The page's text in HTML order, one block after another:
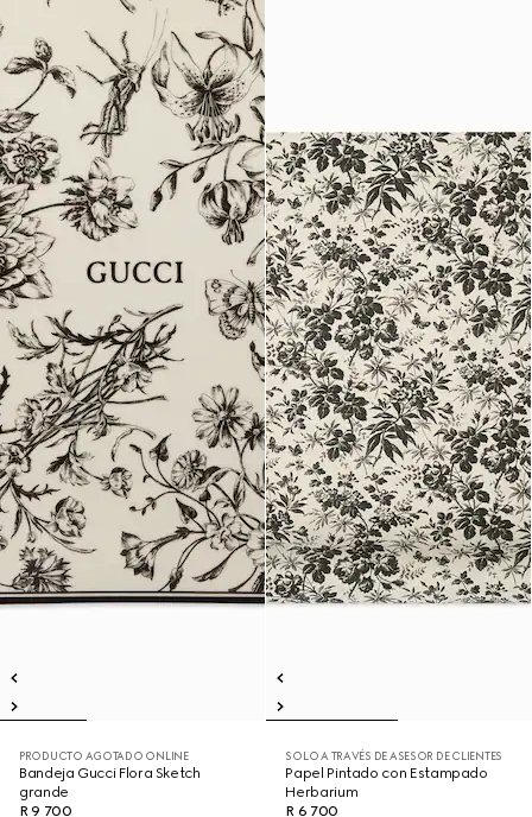
PRODUCTO AGOTADO ONLINE
Bandeja Gucci Flora Sketch
grande
R 9 700
SOLO A TRAVÉS DE ASESOR DE CLIENTES
Papel Pintado con Estampado
Herbarium
R 6 700